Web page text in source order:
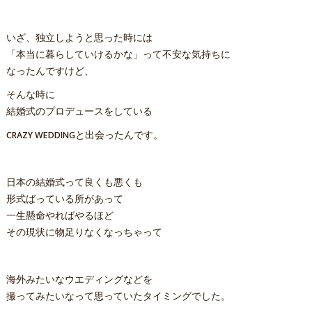
いざ、独立しようと思った時には
「本当に暮らしていけるかな」って不安な気持ちに
なったんですけど、
そんな時に
結婚式のプロデュースをしている
CRAZY WEDDINGと出会ったんです。
日本の結婚式って良くも悪くも
形式ばっている所があって
一生懸命やればやるほど
その現状に物足りなくなっちゃって
海外みたいなウエディングなどを
撮ってみたいなって思っていたタイミングでした。